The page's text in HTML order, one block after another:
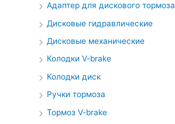
Адаптер для дискового тормоза
Дисковые гидравлические
Дисковые механические
Колодки V-brake
Колодки диск
Ручки тормоза
Тормоз V-brake